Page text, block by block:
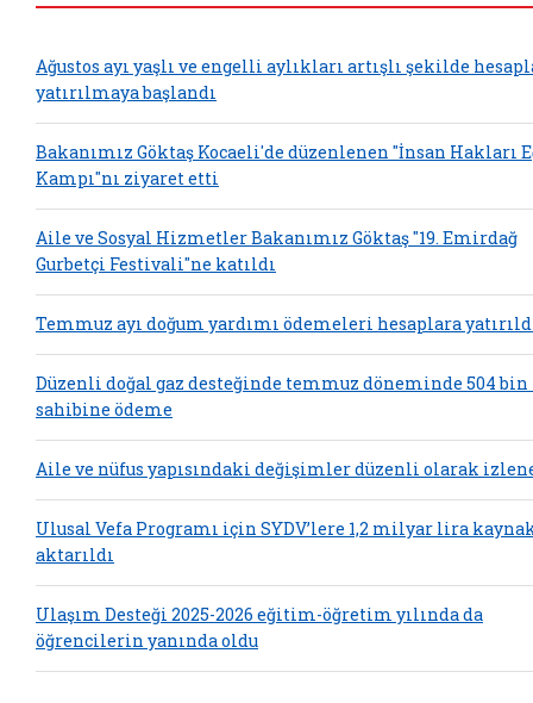
Ağustos ayı yaşlı ve engelli aylıkları artışlı şekilde
yatırılmaya başlandı
Bakanımız Göktaş Kocaeli'de düzenlenen "İnsan Hakları
Kampı"nı ziyaret etti
Aile ve Sosyal Hizmetler Bakanımız Göktaş "19. Emirdağ
Gurbetçi Festivali"ne katıldı
Temmuz ayı doğum yardımı ödemeleri hesaplara
Düzenli doğal gaz desteğinde temmuz döneminde 504
sahibine ödeme
Aile ve nüfus yapısındaki değişimler düzenli olarak
Ulusal Vefa Programı için SYDV’lere 1,2 milyar lira
aktarıldı
Ulaşım Desteği 2025-2026 eğitim-öğretim yılında da
öğrencilerin yanında oldu